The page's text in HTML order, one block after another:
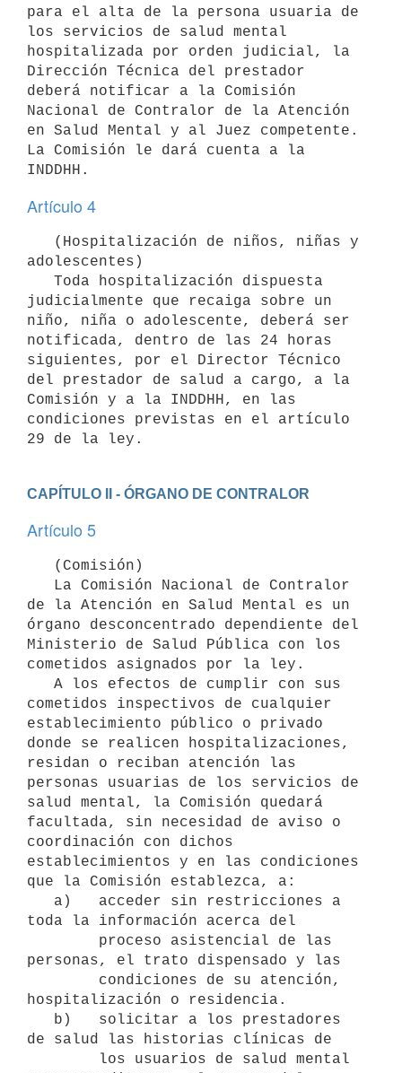
para el alta de la persona usuaria de
los servicios de salud mental
hospitalizada por orden judicial, la
Dirección Técnica del prestador
deberá notificar a la Comisión
Nacional de Contralor de la Atención
en Salud Mental y al Juez competente.
La Comisión le dará cuenta a la
Artículo 4
adolescentes)
judicialmente que recaiga sobre un
niño, niña o adolescente, deberá ser
notificada, dentro de las 24 horas
siguientes, por el Director Técnico
del prestador de salud a cargo, a la
Comisión y a la INDDHH, en las
condiciones previstas en el artículo
29 de la ley.
CAPÍTULO II - ÓRGANO DE CONTRALOR
Artículo 5
de la Atención en Salud Mental es un
órgano desconcentrado dependiente del
Ministerio de Salud Pública con los
cometidos asignados por la ley.
cometidos inspectivos de cualquier
establecimiento público o privado
donde se realicen hospitalizaciones,
residan o reciban atención las
personas usuarias de los servicios de
salud mental, la Comisión quedará
facultada, sin necesidad de aviso o
coordinación con dichos
establecimientos y en las condiciones
que la Comisión establezca, a:
toda la información acerca del
personas, el trato dispensado y las
hospitalización o residencia.
de salud las historias clínicas de